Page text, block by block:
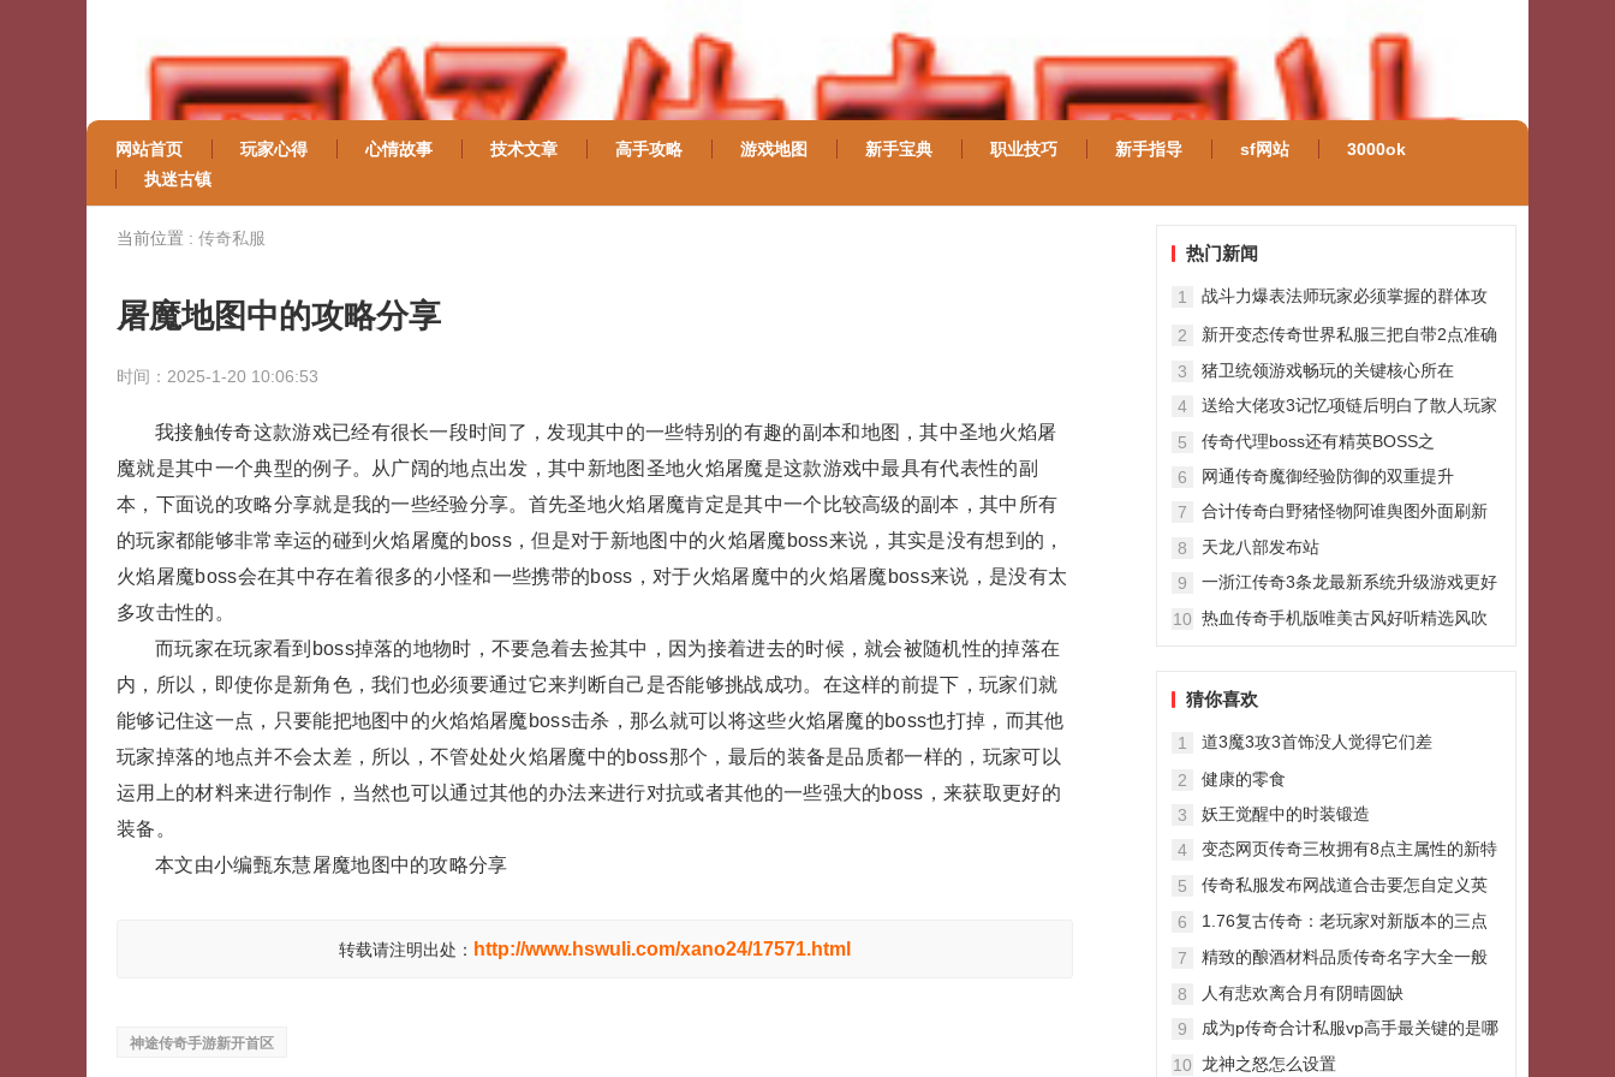
网站首页 玩家心得 心情故事 技术文章 高手攻略 游戏地图 新手宝典 职业技巧 新手指导 sf网站
3000ok
执迷古镇
当前位置 : 传奇私服
屠魔地图中的攻略分享
时间：2025-1-20 10:06:53
我接触传奇这款游戏已经有很长一段时间了，发现其中的一些特别的有趣的副本和地图，其中圣地火焰屠
魔就是其中一个典型的例子。从广阔的地点出发，其中新地图圣地火焰屠魔是这款游戏中最具有代表性的副
本，下面说的攻略分享就是我的一些经验分享。首先圣地火焰屠魔肯定是其中一个比较高级的副本，其中所有
的玩家都能够非常幸运的碰到火焰屠魔的boss，但是对于新地图中的火焰屠魔boss来说，其实是没有想到的，
火焰屠魔boss会在其中存在着很多的小怪和一些携带的boss，对于火焰屠魔中的火焰屠魔boss来说，是没有太
多攻击性的。
而玩家在玩家看到boss掉落的地物时，不要急着去捡其中，因为接着进去的时候，就会被随机性的掉落在
内，所以，即使你是新角色，我们也必须要通过它来判断自己是否能够挑战成功。在这样的前提下，玩家们就
能够记住这一点，只要能把地图中的火焰焰屠魔boss击杀，那么就可以将这些火焰屠魔的boss也打掉，而其他
玩家掉落的地点并不会太差，所以，不管处处火焰屠魔中的boss那个，最后的装备是品质都一样的，玩家可以
运用上的材料来进行制作，当然也可以通过其他的办法来进行对抗或者其他的一些强大的boss，来获取更好的
装备。
本文由小编甄东慧屠魔地图中的攻略分享
转载请注明出处： http://www.hswuli.com/xano24/17571.html
神途传奇手游新开首区
热门新闻
1
战斗力爆表法师玩家必须掌握的群体攻
2
新开变态传奇世界私服三把自带2点准确
3
猪卫统领游戏畅玩的关键核心所在
4
送给大佬攻3记忆项链后明白了散人玩家
5
传奇代理boss还有精英BOSS之
6
网通传奇魔御经验防御的双重提升
7
合计传奇白野猪怪物阿谁舆图外面刷新
8
天龙八部发布站
9
一浙江传奇3条龙最新系统升级游戏更好
10 热血传奇手机版唯美古风好听精选风吹
猜你喜欢
1
道3魔3攻3首饰没人觉得它们差
2
健康的零食
3
妖王觉醒中的时装锻造
4
变态网页传奇三枚拥有8点主属性的新特
5
传奇私服发布网战道合击要怎自定义英
6
1.76复古传奇：老玩家对新版本的三点
7
精致的酿酒材料品质传奇名字大全一般
8
人有悲欢离合月有阴晴圆缺
9
成为p传奇合计私服vp高手最关键的是哪
10 龙神之怒怎么设置